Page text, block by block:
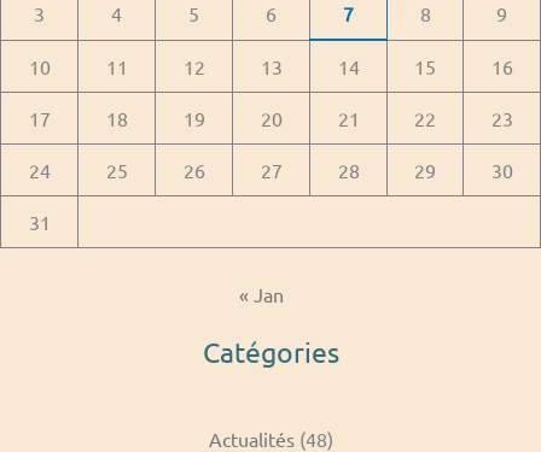
3 4 5 6 7 8 9
10 11 12 13 14 15 16
17 18 19 20 21 22 23
24 25 26 27 28 29 30
31
« Jan
Catégories
Actualités(48)